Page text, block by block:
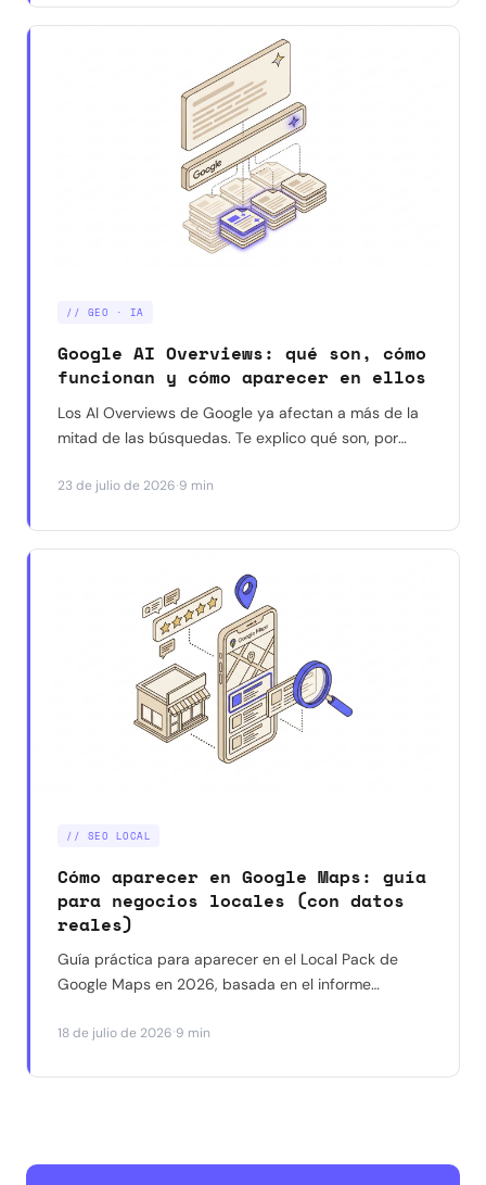
// GEO · IA
Google AI Overviews: qué son, cómo
funcionan y cómo aparecer en ellos
Los AI Overviews de Google ya afectan a más de la
mitad de las búsquedas. Te explico qué son, por
datos reales (no las suposiciones) sobre cómo
23 de julio de 2026·9 min
// SEO LOCAL
Cómo aparecer en Google Maps: guía
para negocios locales (con datos
reales)
Guía práctica para aparecer en el Local Pack de
Google Maps en 2026, basada en el informe
Barcelona. Qué funciona, qué ya no funciona y por
18 de julio de 2026·9 min